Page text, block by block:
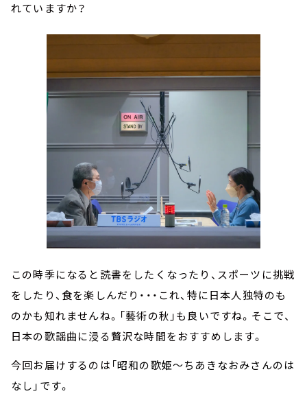
れていますか？
この時季になると読書をしたくなったり、スポーツに挑戦
をしたり、食を楽しんだり・・・これ、特に日本人独特のも
のかも知れませんね。「藝術の秋」も良いですね。そこで、
日本の歌謡曲に浸る贅沢な時間をおすすめします。
今回お届けするのは 「昭和の歌姫～ちあきなおみさんのは
なし」です。